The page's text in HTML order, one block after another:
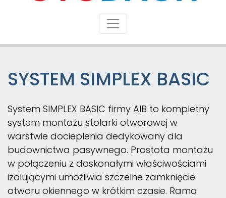
SYSTEM SIMPLEX BASIC
System SIMPLEX BASIC firmy AIB to kompletny
system montażu stolarki otworowej w
warstwie docieplenia dedykowany dla
budownictwa pasywnego. Prostota montażu
w połączeniu z doskonałymi właściwościami
izolującymi umożliwia szczelne zamknięcie
otworu okiennego w krótkim czasie. Rama